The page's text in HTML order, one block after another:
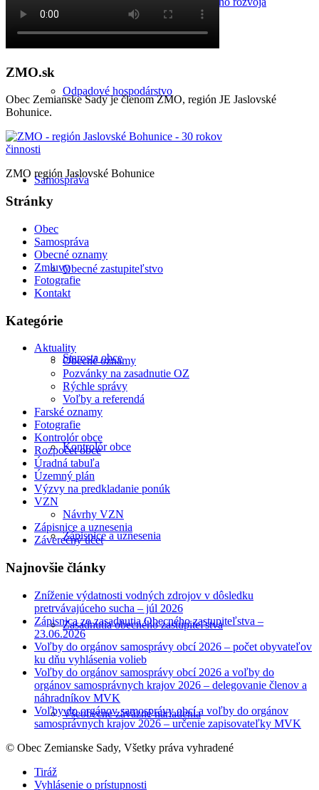
Odpadové hospodárstvo
Samospráva
Obecné zastupiteľstvo
Starosta obce
Kontrolór obce
Zápisnice a uznesenia
Zasadnutia obecného zastupiteľstva
Všeobecne záväzné nariadenia
ZMO.sk
Obec Zemianske Sady je členom ZMO, región JE Jaslovské
Bohunice.
ZMO región Jaslovské Bohunice
Stránky
Obec
Samospráva
Obecné oznamy
Zmluvy
Fotografie
Kontakt
Kategórie
Aktuality
Obecné oznamy
Pozvánky na zasadnutie OZ
Rýchle správy
Voľby a referendá
Farské oznamy
Fotografie
Kontrolór obce
Rozpočet obce
Úradná tabuľa
Územný plán
Výzvy na predkladanie ponúk
VZN
Návrhy VZN
Zápisnice a uznesenia
Záverečný účet
Najnovšie články
Zníženie výdatnosti vodných zdrojov v dôsledku
pretrvávajúceho sucha – júl 2026
Zápisnica zo zasadnutia Obecného zastupiteľstva –
23.06.2026
Voľby do orgánov samosprávy obcí 2026 – počet obyvateľov
ku dňu vyhlásenia volieb
Voľby do orgánov samosprávy obcí 2026 a voľby do
orgánov samosprávnych krajov 2026 – delegovanie členov a
náhradníkov MVK
Voľby do orgánov samosprávy obcí a voľby do orgánov
samosprávnych krajov 2026 – určenie zapisovateľky MVK
© Obec Zemianske Sady, Všetky práva vyhradené
Tiráž
Vyhlásenie o prístupnosti